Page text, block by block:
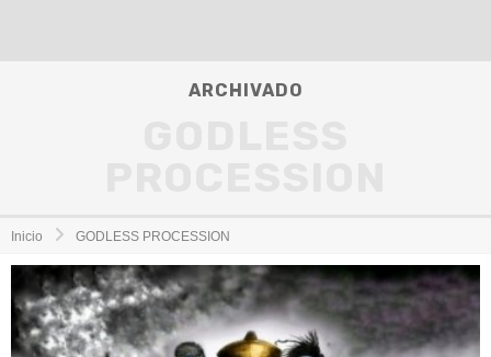
ARCHIVADO
Inicio GODLESS PROCESSION